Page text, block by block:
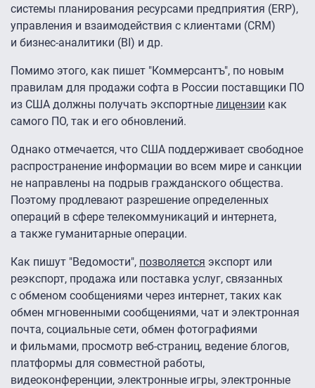
системы планирования ресурсами предприятия (ERP),
управления и взаимодействия с клиентами (CRM)
и бизнес-аналитики (BI) и др.
Помимо этого, как пишет "Коммерсантъ", по новым
правилам для продажи софта в России поставщики ПО
из США должны получать экспортные лицензии как
самого ПО, так и его обновлений.
Однако отмечается, что США поддерживает свободное
распространение информации во всем мире и санкции
не направлены на подрыв гражданского общества.
Поэтому продлевают разрешение определенных
операций в сфере телекоммуникаций и интернета,
а также гуманитарные операции.
Как пишут "Ведомости", позволяется экспорт или
реэкспорт, продажа или поставка услуг, связанных
с обменом сообщениями через интернет, таких как
обмен мгновенными сообщениями, чат и электронная
почта, социальные сети, обмен фотографиями
и фильмами, просмотр веб-страниц, ведение блогов,
платформы для совместной работы,
видеоконференции, электронные игры, электронные